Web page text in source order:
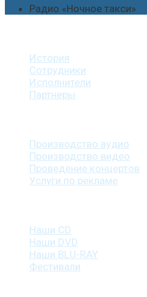
Радио «Ночное такси»
История
Сотрудники
Исполнители
Партнеры
Производство аудио
Производство видео
Проведение концертов
Услуги по рекламе
Наши CD
Наши DVD
Наши BLU-RAY
Фестивали